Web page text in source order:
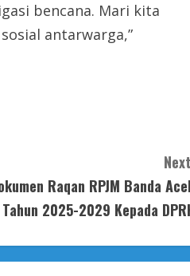
bencana. Mari kita
antarwarga,”
Raqan RPJM Banda
Tahun 2025-2029 Kepada